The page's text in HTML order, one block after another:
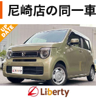
尼崎店の同一